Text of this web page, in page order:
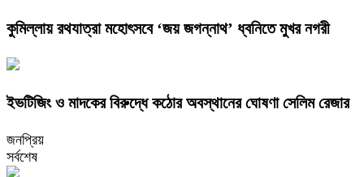
কুমিল্লায় রথযাত্রা মহোৎসবে ‘জয় জগন্নাথ’ ধ্বনিতে মুখর নগরী
ইভটিজিং ও মাদকের বিরুদ্ধে কঠোর অবস্থানের ঘোষণা সেলিম রেজার
জনপ্রিয়
সর্বশেষ